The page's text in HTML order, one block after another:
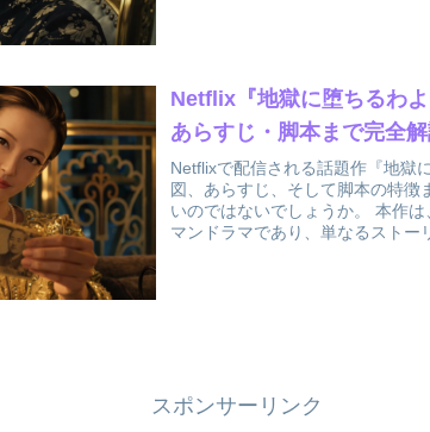
Netflix『地獄に堕ちるわ
あらすじ・脚本まで完全
Netflixで配信される話題作『地獄
図、あらすじ、そして脚本の特徴
いのではないでしょうか。 本作
マンドラマであり、単なるストー
スポンサーリンク